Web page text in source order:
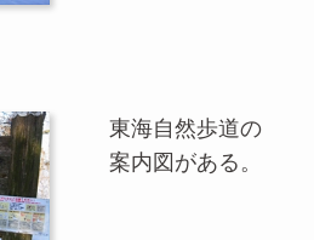
東海自然歩道の
案内図がある。